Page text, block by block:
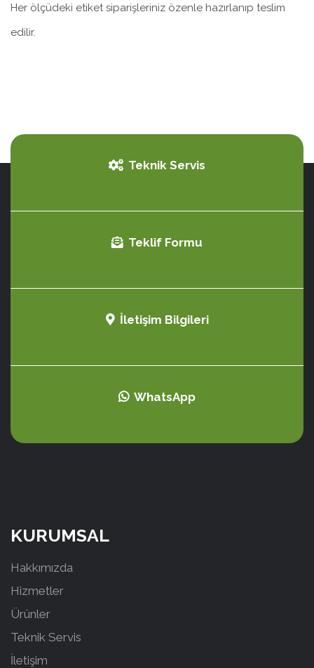
Her ölçüdeki etiket siparişleriniz özenle hazırlanıp teslim
edilir.
Teknik Servis
Teklif Formu
İletişim Bilgileri
WhatsApp
KURUMSAL
Hakkımızda
Hizmetler
Ürünler
Teknik Servis
İletişim